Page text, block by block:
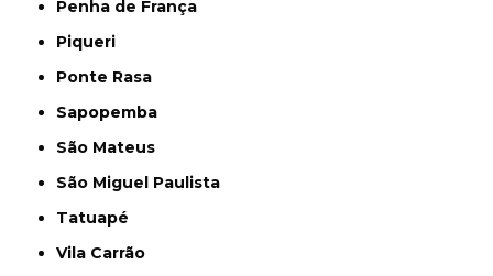
Penha de França
Piqueri
Ponte Rasa
Sapopemba
São Mateus
São Miguel Paulista
Tatuapé
Vila Carrão